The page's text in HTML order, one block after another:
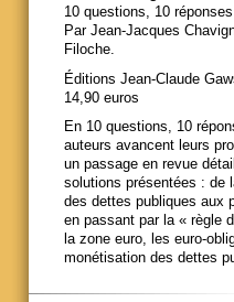
10 questions, 10 réponses
Par Jean-Jacques
Filoche.
Éditions Jean-Claude
14,90 euros
En 10 questions, 10
auteurs avancent leurs
un passage en revue
solutions présentées : de
des dettes publiques aux
en passant par la « règle
la zone euro, les euro-
monétisation des dettes